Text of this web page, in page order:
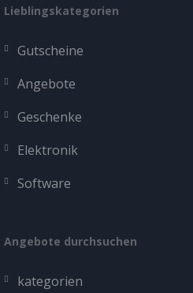
Lieblingskategorien
Gutscheine
Angebote
Geschenke
Elektronik
Software
Angebote durchsuchen
kategorien